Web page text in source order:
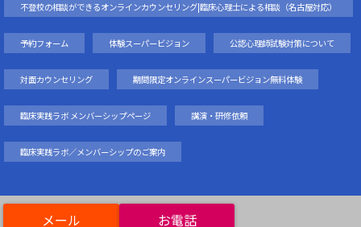
不登校の相談ができるオンラインカウンセリング|臨床心理士による相談（名古屋対応）
予約フォーム 体験スーパービジョン 公認心理師試験対策について
対面カウンセリング 期間限定オンラインスーパービジョン無料体験
臨床実践ラボ メンバーシップページ 講演・研修依頼
臨床実践ラボ／メンバーシップのご案内
Copyright© スクールカウンセリング研究所